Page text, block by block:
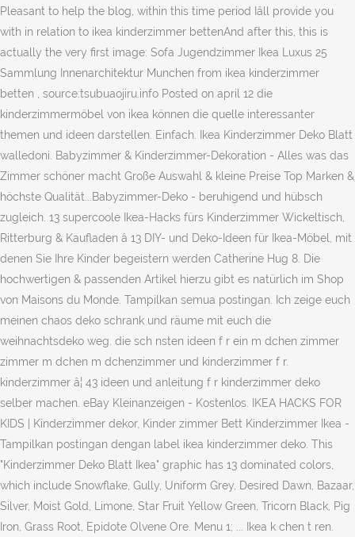
Pleasant to help the blog, within this time period Iâll provide you
with in relation to ikea kinderzimmer bettenAnd after this, this is
actually the very first image: Sofa Jugendzimmer Ikea Luxus 25
Sammlung Innenarchitektur Munchen from ikea kinderzimmer
betten , source:tsubuaojiru.info Posted on april 12 die
kinderzimmermöbel von ikea können die quelle interessanter
themen und ideen darstellen. Einfach. Ikea Kinderzimmer Deko Blatt
walledoni. Babyzimmer & Kinderzimmer-Dekoration - Alles was das
Zimmer schöner macht Große Auswahl & kleine Preise Top Marken &
höchste Qualität...Babyzimmer-Deko - beruhigend und hübsch
zugleich. 13 supercoole Ikea-Hacks fürs Kinderzimmer Wickeltisch,
Ritterburg & Kaufladen â 13 DIY- und Deko-Ideen für Ikea-Möbel, mit
denen Sie Ihre Kinder begeistern werden Catherine Hug 8. Die
hochwertigen & passenden Artikel hierzu gibt es natürlich im Shop
von Maisons du Monde. Tampilkan semua postingan. Ich zeige euch
meinen chaos deko schrank und räume mit euch die
weihnachtsdeko weg. die sch nsten ideen f r ein m dchen zimmer
zimmer m dchen m dchenzimmer und kinderzimmer f r.
kinderzimmer â¦ 43 ideen und anleitung f r kinderzimmer deko
selber machen. eBay Kleinanzeigen - Kostenlos. IKEA HACKS FOR
KIDS | Kinderzimmer dekor, Kinder zimmer Bett Kinderzimmer Ikea -
Tampilkan postingan dengan label ikea kinderzimmer deko. This
"Kinderzimmer Deko Blatt Ikea" graphic has 13 dominated colors,
which include Snowflake, Gully, Uniform Grey, Desired Dawn, Bazaar,
Silver, Moist Gold, Limone, Star Fruit Yellow Green, Tricorn Black, Pig
Iron, Grass Root, Epidote Olvene Ore. Menu 1; ... Ikea k chen t ren.